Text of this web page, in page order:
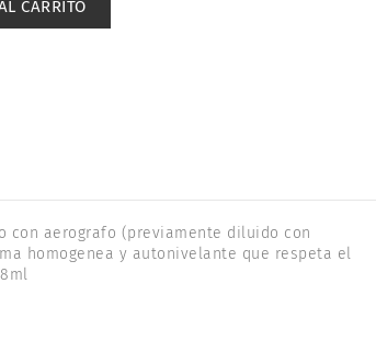
CARRITO
con aerografo (previamente diluido con
homogenea y autonivelante que respeta el